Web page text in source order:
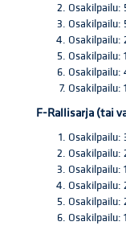
Osakilpailu:
Osakilpailu:
Osakilpailu:
Osakilpailu:
Osakilpailu:
Osakilpailu:
F-Rallisarja (tai
Osakilpailu:
Osakilpailu:
Osakilpailu:
Osakilpailu:
Osakilpailu:
Osakilpailu: